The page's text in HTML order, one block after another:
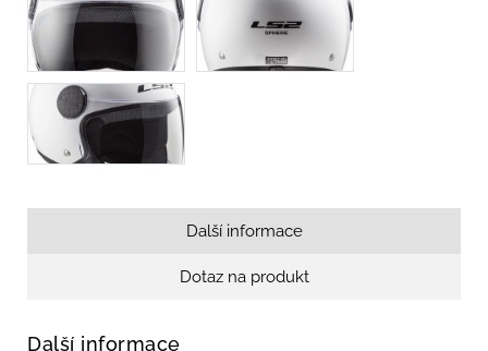
Další informace
Dotaz na produkt
Další informace